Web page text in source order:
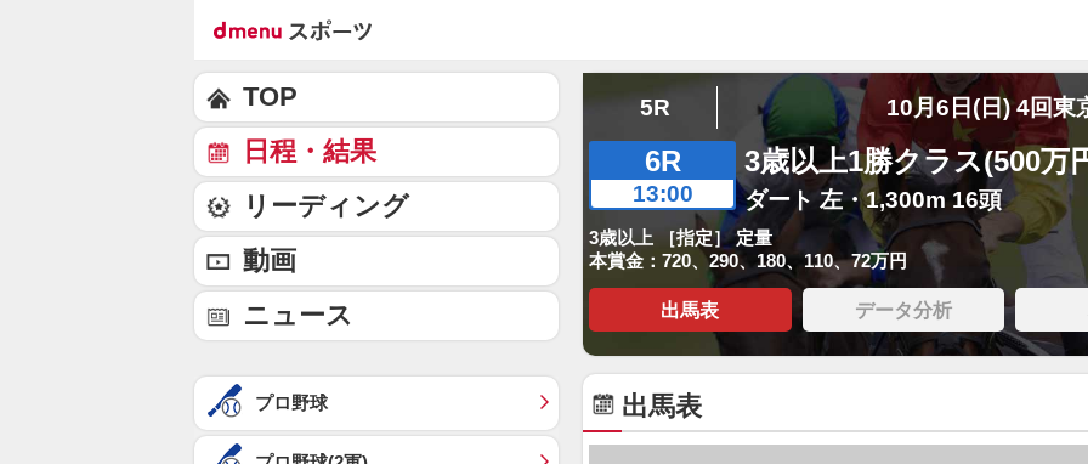
5R 10月6日(日) 4回東
6R
13:00
3歳以上1勝クラス(500万
ダート 左・1,300m 16頭
3歳以上 ［指定］ 定量
本賞金：720、290、180、110、72万円
出馬表 データ分析
出馬表
TOP
日程・結果
リーディング
動画
ニュース
プロ野球